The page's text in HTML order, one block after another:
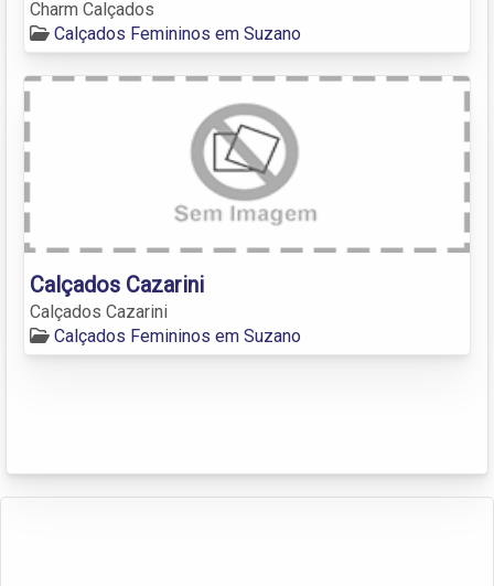
Charm Calçados
Calçados Femininos em Suzano
Calçados Cazarini
Calçados Cazarini
Calçados Femininos em Suzano